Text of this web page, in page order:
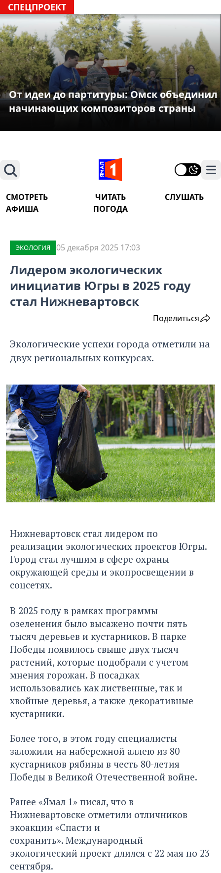
СПЕЦПРОЕКТ
От идеи до партитуры: Омск объединил
начинающих композиторов страны
Поиск
СМОТРЕТЬ ЧИТАТЬ
СЛУШАТЬ
АФИША
ПОГОДА
ЭКОЛОГИЯ 05 декабря 2025 17:03
Лидером экологических
инициатив Югры в 2025 году
стал Нижневартовск
Поделиться
Экологические успехи города отметили на
двух региональных конкурсах.
Нижневартовск стал лидером по
реализации экологических проектов Югры.
Город стал лучшим в сфере охраны
окружающей среды и экопросвещении в
соцсетях.
В 2025 году в рамках программы
озеленения было высажено почти пять
тысяч деревьев и кустарников. В парке
Победы появилось свыше двух тысяч
растений, которые подобрали с учетом
мнения горожан. В посадках
использовались как лиственные, так и
хвойные деревья, а также декоративные
кустарники.
Более того, в этом году специалисты
заложили на набережной аллею из 80
кустарников рябины в честь 80-летия
Победы в Великой Отечественной войне.
Ранее «Ямал 1» писал, что в
Нижневартовске отметили отличников
экоакции «Спасти и
сохранить». Международный
экологический проект длился с 22 мая по 23
сентября.